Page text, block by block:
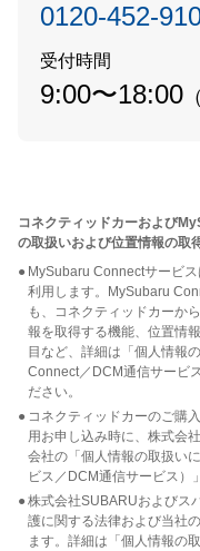
0120-452-
受付時間
9:00〜18:00
コネクティッドカーおよび
の取扱いおよび位置情報の取
● MySubaru Connectサービ
利用します。MySubaru
も、コネクティッドカーか
報を取得する機能、位置情
目など、詳細は「個人情報
Connect／DCM通信サービ
ださい。
● コネクティッドカーのご購
用お申し込み時に、株式会
会社の「個人情報の取扱い
ビス／DCM通信サービス）
●株式会社SUBARUおよびス
護に関する法律および当社
ます。詳細は「個人情報の